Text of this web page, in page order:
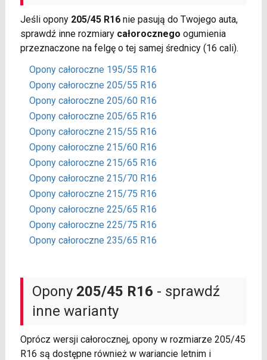
Jeśli opony 205/45 R16nie pasują do Twojego auta,
sprawdź inne rozmiary całorocznego ogumienia
przeznaczone na felgę o tej samej średnicy (16 cali).
Opony całoroczne 195/55 R16
Opony całoroczne 205/55 R16
Opony całoroczne 205/60 R16
Opony całoroczne 205/65 R16
Opony całoroczne 215/55 R16
Opony całoroczne 215/60 R16
Opony całoroczne 215/65 R16
Opony całoroczne 215/70 R16
Opony całoroczne 215/75 R16
Opony całoroczne 225/65 R16
Opony całoroczne 225/75 R16
Opony całoroczne 235/65 R16
Opony 205/45 R16 - sprawdź
inne warianty
Oprócz wersji całorocznej, opony w rozmiarze 205/45
R16 są dostępne również w wariancie letnim i